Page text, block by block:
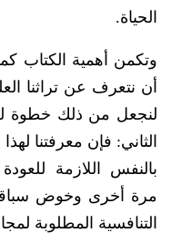
الحياة.
وتكمن أهمية الكتاب
أن نتعرف عن تراثنا
لنجعل من ذلك خطوة
الثاني: فإن معرفتنا
بالنفس اللازمة
مرة أخرى وخوض
التنافسية المطلوبة